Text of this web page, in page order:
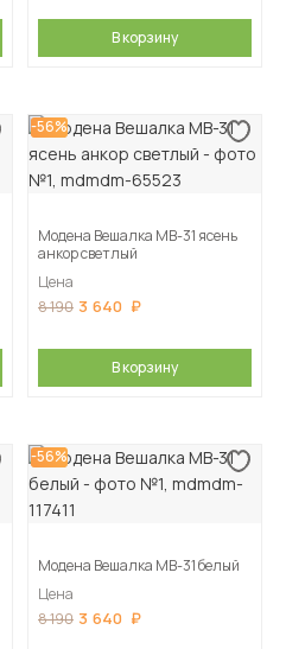
В корзину
-56%
Модена Вешалка МВ-31 ясень
анкор светлый
Цена
8 190 3 640
В корзину
-56%
Модена Вешалка МВ-31 белый
Цена
8 190 3 640